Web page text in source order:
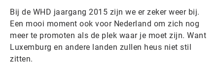
Bij de WHD jaargang 2015 zijn we er zeker weer bij.
Een mooi moment ook voor Nederland om zich nog
meer te promoten als de plek waar je moet zijn. Want
Luxemburg en andere landen zullen heus niet stil
zitten.